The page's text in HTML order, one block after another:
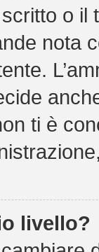
o il
nota
ti è
livello?